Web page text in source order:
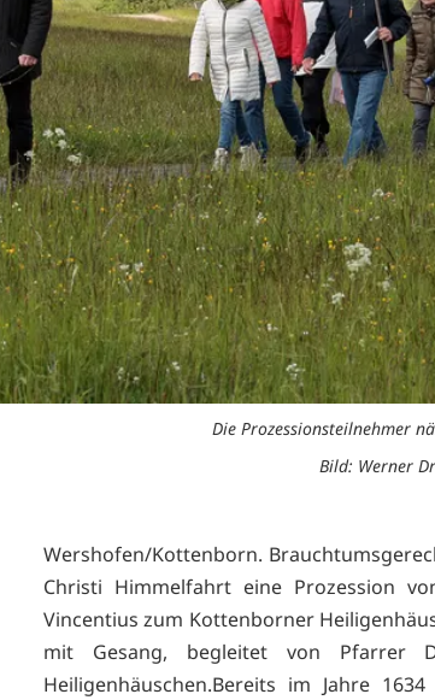
Die Prozessionsteilnehmer
Bild: Werner
Wershofen/Kottenborn.
Christi Himmelfahrt eine Prozession
Vincentius zum Kottenborner
mit Gesang, begleitet von Pfarrer
Heiligenhäuschen.Bereits im Jahre